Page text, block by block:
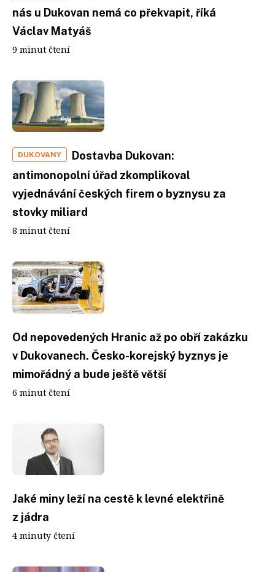
nás u Dukovan nemá co překvapit, říká
Václav Matyáš
9 minut čtení
DUKOVANY
Dostavba Dukovan:
antimonopolní úřad zkomplikoval
vyjednávání českých firem o byznysu za
stovky miliard
8 minut čtení
Od nepovedených Hranic až po obří zakázku
v Dukovanech. Česko-korejský byznys je
mimořádný a bude ještě větší
6 minut čtení
Jaké miny leží na cestě k levné elektřině
z jádra
4 minuty čtení